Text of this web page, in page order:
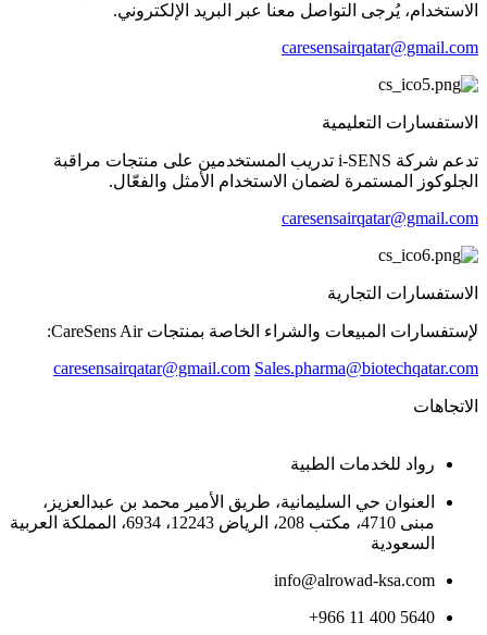
الاستخدام، يُرجى التواصل معنا عبر البريد الإلكتروني.
caresensairqatar@gmail.com
الاستفسارات التعليمية
تدعم شركة i-SENS تدريب المستخدمين على منتجات مراقبة
الجلوكوز المستمرة لضمان الاستخدام الأمثل والفعّال.
caresensairqatar@gmail.com
الاستفسارات التجارية
لإستفسارات المبيعات والشراء الخاصة بمنتجات CareSens Air:
caresensairqatar@gmail.com Sales.pharma@biotechqatar.com
الاتجاهات
رواد للخدمات الطبية
العنوان حي السليمانية، طريق الأمير محمد بن عبدالعزيز،
مبنى 4710، مكتب 208، الرياض 12243، 6934، المملكة العربية
السعودية
info@alrowad-ksa.com
+966 11 400 5640